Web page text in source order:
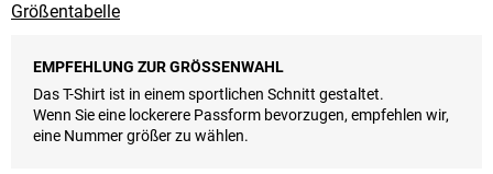
Größentabelle
EMPFEHLUNG ZUR GRÖSSENWAHL
Das T-Shirt ist in einem sportlichen Schnitt gestaltet.
Wenn Sie eine lockerere Passform bevorzugen, empfehlen wir,
eine Nummer größer zu wählen.